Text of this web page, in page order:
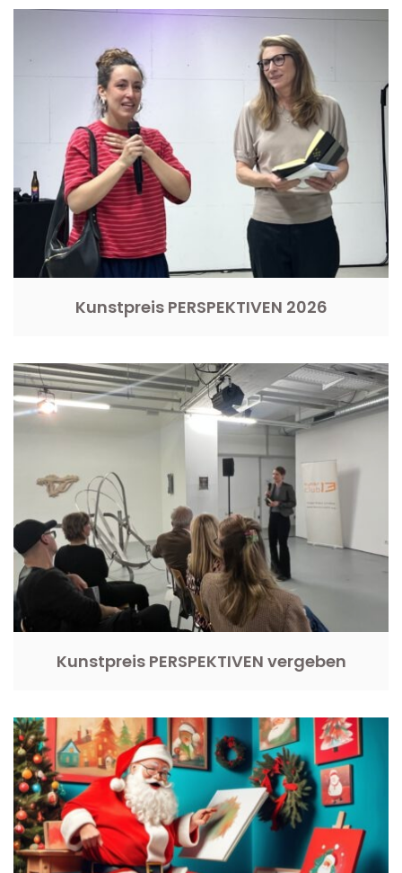
Kunstpreis PERSPEKTIVEN 2026
Kunstpreis PERSPEKTIVEN vergeben